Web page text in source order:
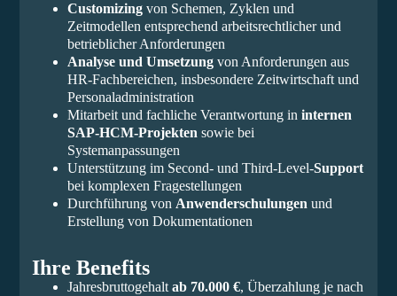
Customizing von Schemen, Zyklen und
Zeitmodellen entsprechend arbeitsrechtlicher und
betrieblicher Anforderungen
Analyse und Umsetzung von Anforderungen aus
HR-Fachbereichen, insbesondere Zeitwirtschaft und
Personaladministration
Mitarbeit und fachliche Verantwortung in internen
SAP-HCM-Projekten sowie bei
Systemanpassungen
Unterstützung im Second- und Third-Level-Support
bei komplexen Fragestellungen
Durchführung von Anwenderschulungen und
Erstellung von Dokumentationen
Ihre Benefits
Jahresbruttogehalt ab 70.000 €, Überzahlung je nach